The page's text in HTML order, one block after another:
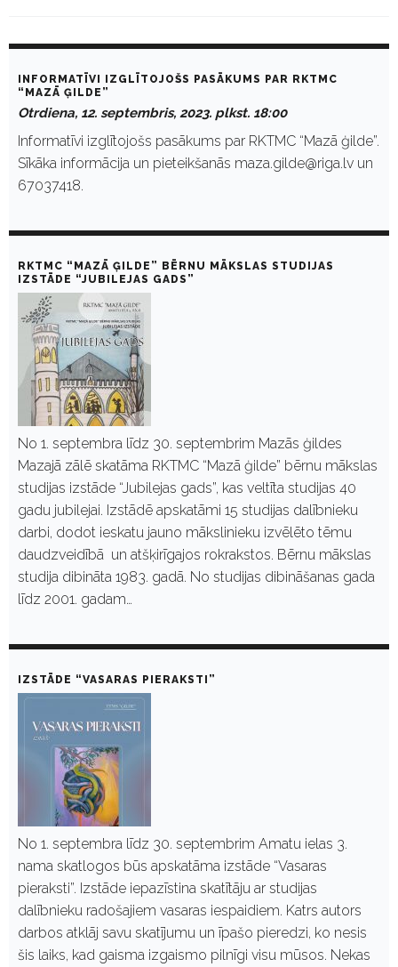
e
p
e
r
2
INFORMATĪVI IZGLĪTOJOŠS PASĀKUMS PAR RKTMC
“MAZĀ ĢILDE”
Otrdiena, 12. septembris, 2023. plkst. 18:00
Informatīvi izglītojošs pasākums par RKTMC “Mazā ģilde”.
Sīkāka informācija un pieteikšanās maza.gilde@riga.lv un
67037418.
RKTMC “MAZĀ ĢILDE” BĒRNU MĀKSLAS STUDIJAS
IZSTĀDE “JUBILEJAS GADS”
No 1. septembra līdz 30. septembrim Mazās ģildes
Mazajā zālē skatāma RKTMC “Mazā ģilde” bērnu mākslas
studijas izstāde “Jubilejas gads”, kas veltīta studijas 40
gadu jubilejai. Izstādē apskatāmi 15 studijas dalībnieku
darbi, dodot ieskatu jauno mākslinieku izvēlēto tēmu
daudzveidībā un atšķirīgajos rokrakstos. Bērnu mākslas
studija dibināta 1983. gadā. No studijas dibināšanas gada
līdz 2001. gadam…
IZSTĀDE “VASARAS PIERAKSTI”
No 1. septembra līdz 30. septembrim Amatu ielas 3.
nama skatlogos būs apskatāma izstāde “Vasaras
pieraksti”. Izstāde iepazīstina skatītāju ar studijas
dalībnieku radošajiem vasaras iespaidiem. Katrs autors
darbos atklāj savu skatījumu un īpašo pieredzi, ko nesis
šis laiks, kad gaisma izgaismo pilnīgi visu mūsos. Nekas